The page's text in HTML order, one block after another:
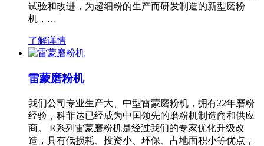
试验和改进，为超细粉的生产而研发制造的新型磨粉
机，…
了解详情
雷蒙磨粉机
我们公司专业生产大、中型雷蒙磨粉机，拥有22年磨粉
经验，科菲达已经成为中国领先的磨粉机制造商和供应
商。 R系列雷蒙磨粉机是经过我们的专家优化升级改
造，具有低损耗、投资小、环保、占地面积小等优点，